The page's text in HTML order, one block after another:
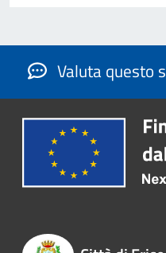
Valuta questo